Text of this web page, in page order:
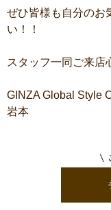
ぜひ皆様も自分のお
い！！
スタッフ一同ご来店
GINZA Global Style
岩本